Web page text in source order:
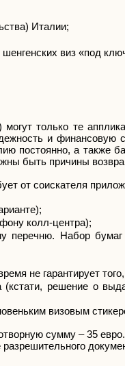
Италии;
виз «под
только те
и финансовую
постоянно, а также
быть причины
от соискателя
колл-центра);
перечню. Набор
не гарантирует
решение о
визовым
сумму – 35